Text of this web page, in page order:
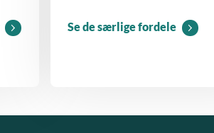
Se de særlige fordele